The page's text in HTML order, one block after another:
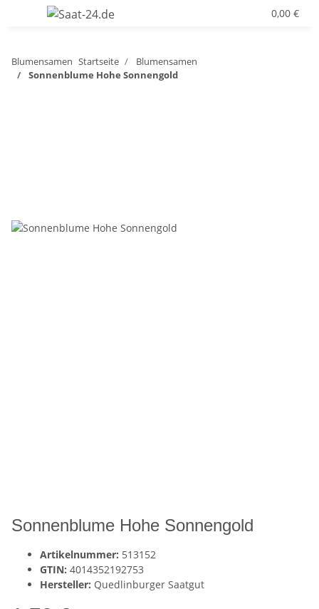
0,00 €
Blumensamen Startseite
Blumensamen
Sonnenblume Hohe Sonnengold
Sonnenblume Hohe Sonnengold
Artikelnummer: 513152
GTIN: 4014352192753
Hersteller: Quedlinburger Saatgut